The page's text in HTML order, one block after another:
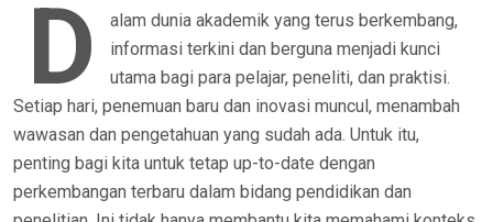
D
alam dunia akademik yang terus berkembang,
informasi terkini dan berguna menjadi kunci
utama bagi para pelajar, peneliti, dan praktisi.
Setiap hari, penemuan baru dan inovasi muncul, menambah
wawasan dan pengetahuan yang sudah ada. Untuk itu,
penting bagi kita untuk tetap up-to-date dengan
perkembangan terbaru dalam bidang pendidikan dan